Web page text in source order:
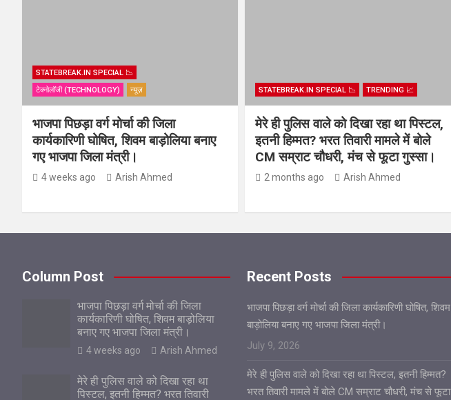
STATEBREAK.IN SPECIAL 📉
टेक्नोलॉजी (TECHNOLOGY)
न्यूज़
भाजपा पिछड़ा वर्ग मोर्चा की जिला
कार्यकारिणी घोषित, शिवम बाड़ोलिया बनाए
गए भाजपा जिला मंत्री।
4 weeks ago Arish Ahmed
STATEBREAK.IN SPECIAL 📉 TRENDING 📈
मेरे ही पुलिस वाले को दिखा रहा था पिस्टल,
इतनी हिम्मत? भरत तिवारी मामले में बोले
CM सम्राट चौधरी, मंच से फूटा गुस्सा।
2 months ago Arish Ahmed
Column Post
भाजपा पिछड़ा वर्ग मोर्चा की जिला
कार्यकारिणी घोषित, शिवम बाड़ोलिया
बनाए गए भाजपा जिला मंत्री।
4 weeks ago Arish Ahmed
मेरे ही पुलिस वाले को दिखा रहा था
पिस्टल, इतनी हिम्मत? भरत तिवारी
Recent Posts
भाजपा पिछड़ा वर्ग मोर्चा की जिला कार्यकारिणी घोषित, शिवम
बाड़ोलिया बनाए गए भाजपा जिला मंत्री।
July 9, 2026
मेरे ही पुलिस वाले को दिखा रहा था पिस्टल, इतनी हिम्मत?
भरत तिवारी मामले में बोले CM सम्राट चौधरी, मंच से फूटा